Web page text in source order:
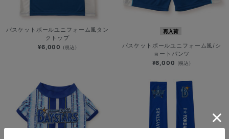
バスケットボールユニフォーム風タン
クトップ
¥6,000 (税込)
再入荷
バスケットボールユニフォーム風/シ
ョートパンツ
¥6,000 (税込)